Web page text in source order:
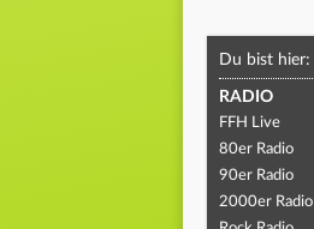
Du bist hier:
RADIO
FFH Live
80er Radio
90er Radio
2000er Radio